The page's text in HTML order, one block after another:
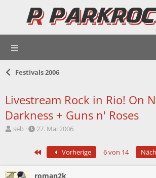
Festivals 2006
Livestream Rock in Rio! On
Darkness + Guns n' Roses
E
l
seb
E
t
l
27. Mai 2006
Erste Vorherige 6 von 14
roman2k